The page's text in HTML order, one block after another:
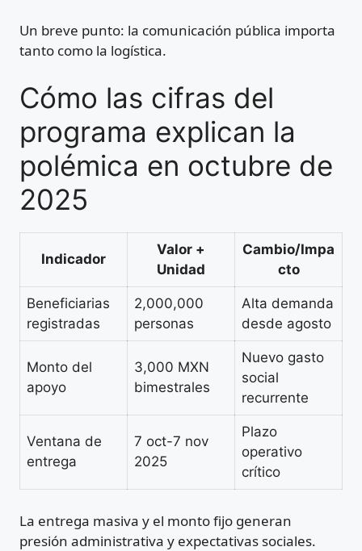
Un breve punto: la comunicación pública importa
tanto como la logística.
Cómo las cifras del
programa explican la
polémica en octubre de
2025
Indicador
Valor +
Unidad
Cambio/Impa
cto
Beneficiarias
registradas
2,000,000
personas
Alta demanda
desde agosto
Monto del
apoyo
3,000 MXN
bimestrales
Nuevo gasto
social
recurrente
Ventana de
entrega
7 oct-7 nov
2025
Plazo
operativo
crítico
La entrega masiva y el monto fijo generan
presión administrativa y expectativas sociales.